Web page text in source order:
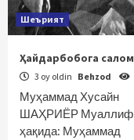
Шеърият
Ҳайдарбобога салом
3 oy oldin Behzod
Муҳаммад Хусайн
ШАҲРИЁР Муаллиф
ҳақида: Муҳаммад